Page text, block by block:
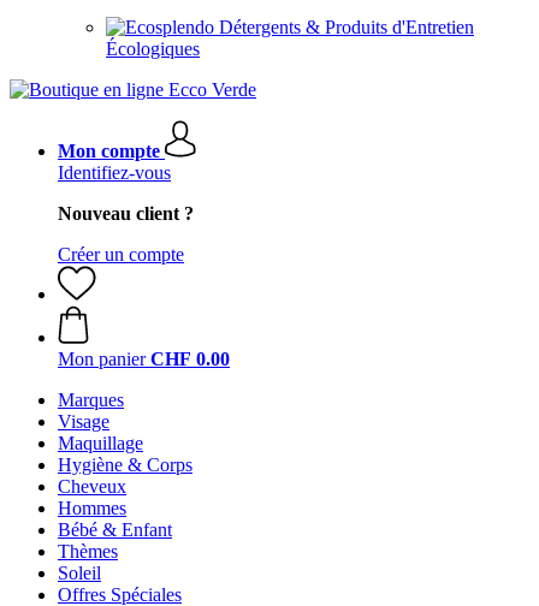
Détergents & Produits d'Entretien
Écologiques
Mon compte
Identifiez-vous
Nouveau client ?
Créer un compte
Mon panier CHF 0.00
Marques
Visage
Maquillage
Hygiène & Corps
Cheveux
Hommes
Bébé & Enfant
Thèmes
Soleil
Offres Spéciales